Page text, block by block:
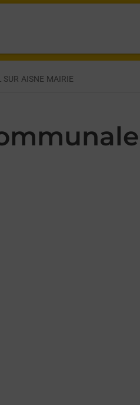
SUR AISNE MAIRIE
NEUFCHATEL SUR AISNE,